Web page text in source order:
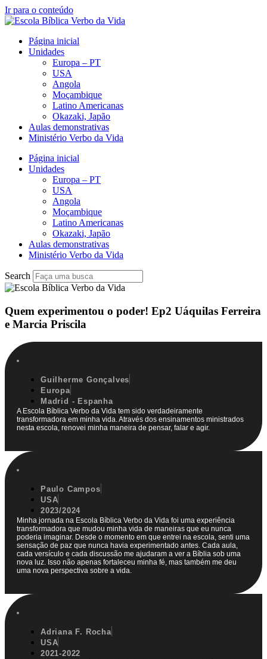
Ir para o conteúdo
Página inicial
Unidades
Europa – PT
USA
Angola
Moçambique
Latino Americanas
Okazaki, Japão
Aulas demonstrativas
Ministério Verbo da Vida
Página inicial
Unidades
Europa – PT
USA
Angola
Moçambique
Latino Americanas
Okazaki, Japão
Aulas demonstrativas
Ministério Verbo da Vida
Search
Quem experimentou o poder! Ep2 Uáquilas Ferreira
e Marcia Priscila
Guilherme Gonçalves
Europa
Madrid - Espanha
A Escola Bíblica Verbo da Vida tem sido verdadeiramente
transformadora em minha vida. Através dos ensinamentos ministrados
nesta escola, renovei minha maneira de pensar, falar e agir.
Paulo Campos
USA
2023/2024
Minha jornada na Escola Bíblica Verbo da Vida foi uma experiência
transformadora que mudou minha vida de maneiras que eu nunca
poderia imaginar. Desde o momento em que entrei na escola, senti uma
sensação de paz que nunca havia experimentado antes. Cada aula,
cada versículo e cada discussão me ajudaram a ver a Bíblia sob uma
nova luz. Isso não apenas fortaleceu minha fé, mas também me deu
uma nova perspectiva sobre a vida.
Adriana F. Rocha
USA
2021-2022